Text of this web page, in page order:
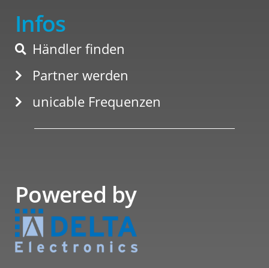
Infos
Händler finden
Partner werden
unicable Frequenzen
Powered by